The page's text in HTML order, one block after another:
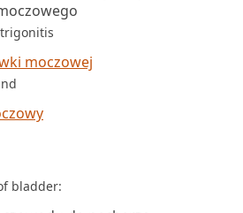
moczowej
bladder: